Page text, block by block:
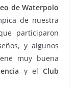
de Waterpolo
de nuestra
participaron
y algunos
muy buena
y elClub